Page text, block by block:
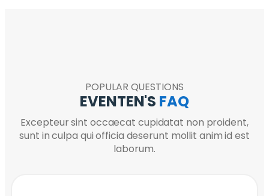
POPULAR QUESTIONS
EVENTEN'S FAQ
Excepteur sint occaecat cupidatat non proident,
sunt in culpa qui officia deserunt mollit anim id est
laborum.